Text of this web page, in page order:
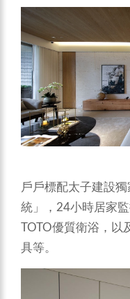
戶戶標配太子建設
統」，24小時居家
TOTO優質衛浴，以
具等。